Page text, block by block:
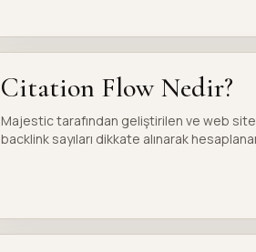
Citation Flow Nedir?
Majestic tarafından geliştirilen ve web
backlink sayıları dikkate alınarak